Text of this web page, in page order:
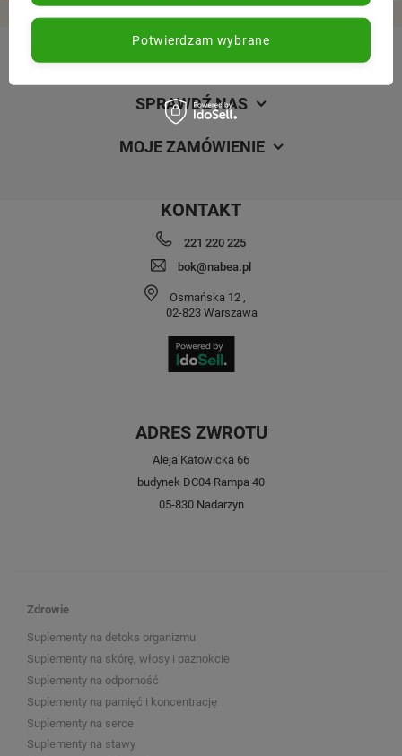
REGULAMINY
SPRAWDŹ NAS
MOJE ZAMÓWIENIE
KONTAKT
221 220 225
bok@nabea.pl
Osmańska 12 ,
02-823 Warszawa
ADRES ZWROTU
Aleja Katowicka 66
budynek DC04 Rampa 40
05-830 Nadarzyn
Zdrowie
Suplementy na detoks organizmu
Suplementy na skórę, włosy i paznokcie
Suplementy na odporność
Suplementy na pamięć i koncentrację
Suplementy na serce
Suplementy na stawy
Potwierdzam wybrane